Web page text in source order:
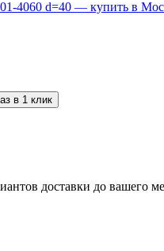
в 1 клик
доставки до вашего